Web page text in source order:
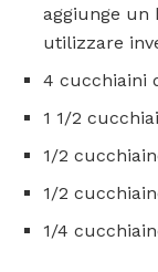
aggiunge un
utilizzare
4 cucchiaini
1 1/2
1/2
1/2
1/4